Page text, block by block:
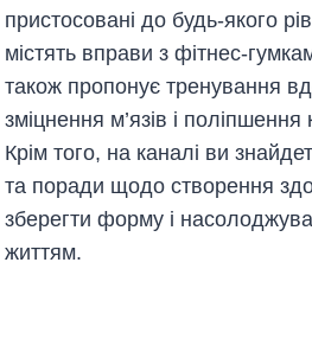
пристосовані до будь-якого
містять вправи з фітнес-
також пропонує тренування
зміцнення м’язів і поліпшення
Крім того, на каналі ви
та поради щодо створення
зберегти форму і
життям.